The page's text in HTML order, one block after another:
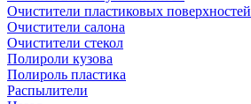
Очистители пластиковых поверхностей
Очистители салона
Очистители стекол
Полироли кузова
Полироль пластика
Распылители